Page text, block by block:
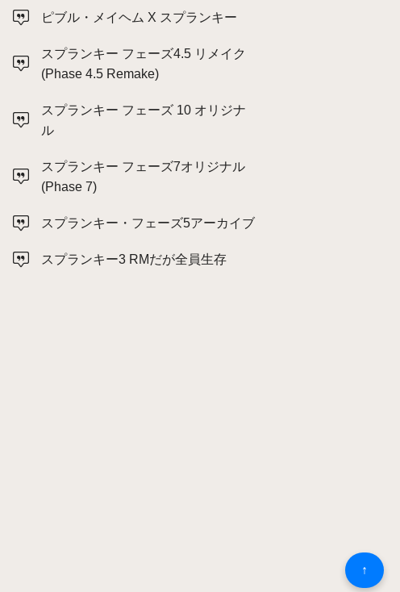
↑
ピブル・メイヘム X スプランキー
スプランキー フェーズ4.5 リメイク
(Phase 4.5 Remake)
スプランキー フェーズ 10 オリジナ
ル
スプランキー フェーズ7オリジナル
(Phase 7)
スプランキー・フェーズ5アーカイブ
スプランキー3 RMだが全員生存